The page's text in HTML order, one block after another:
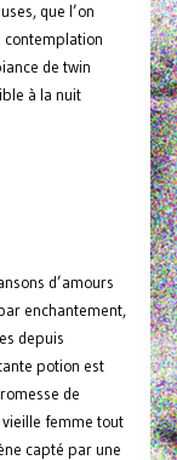
que l’on
contemplation
de twin
à la nuit
d’amours
enchantement,
depuis
potion est
de
femme tout
capté par une